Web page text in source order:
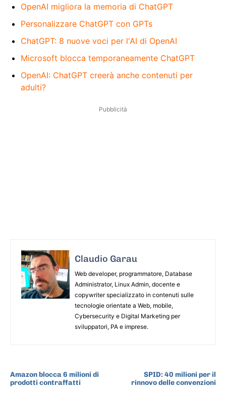
OpenAI migliora la memoria di ChatGPT
Personalizzare ChatGPT con GPTs
ChatGPT: 8 nuove voci per l'AI di OpenAI
Microsoft blocca temporaneamente ChatGPT
OpenAI: ChatGPT creerà anche contenuti per
adulti?
Pubblicità
Claudio Garau
Web developer, programmatore, Database
Administrator, Linux Admin, docente e
copywriter specializzato in contenuti sulle
tecnologie orientate a Web, mobile,
Cybersecurity e Digital Marketing per
sviluppatori, PA e imprese.
Amazon blocca 6 milioni di
prodotti contraffatti
SPID: 40 milioni per il
rinnovo delle convenzioni